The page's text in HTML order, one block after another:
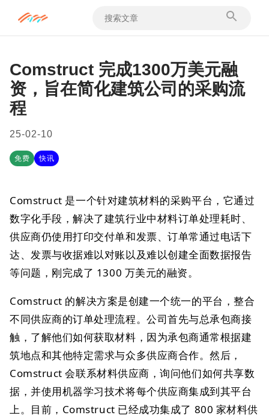
Comstruct 完成1300万美元融
资，旨在简化建筑公司的采购流
程
25-02-10
免费 快讯
Comstruct 是一个针对建筑材料的采购平台，它通过
数字化手段，解决了建筑行业中材料订单处理耗时、
供应商仍使用打印交付单和发票、订单常通过电话下
达、发票与收据难以对账以及难以创建全面数据报告
等问题，刚完成了 1300 万美元的融资。
Comstruct 的解决方案是创建一个统一的平台，整合
不同供应商的订单处理流程。公司首先与总承包商接
触，了解他们如何获取材料，因为承包商通常根据建
筑地点和其他特定需求与众多供应商合作。然后，
Comstruct 会联系材料供应商，询问他们如何共享数
据，并使用机器学习技术将每个供应商集成到其平台
上。目前，Comstruct 已经成功集成了 800 家材料供